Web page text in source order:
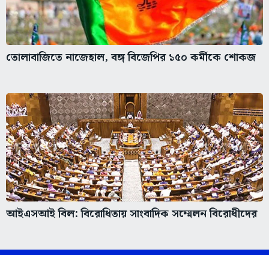
তোলাবাজিতে নাজেহাল, বঙ্গ বিজেপির ১৫০ কর্মীকে শোকজ
আইএসআই বিল: বিরোধিতায় সাংবাদিক সম্মেলন বিরোধীদের